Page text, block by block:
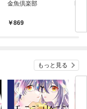
金魚倶楽部
869
もっと見る